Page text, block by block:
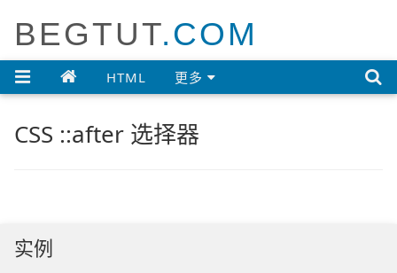
BEGTUT.COM
HTML 更多 
CSS ::after 选择器
实例